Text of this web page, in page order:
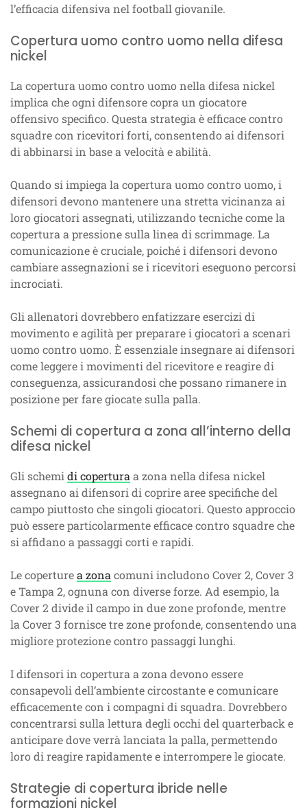
l’efficacia difensiva nel football giovanile.
Copertura uomo contro uomo nella difesa
nickel
La copertura uomo contro uomo nella difesa nickel
implica che ogni difensore copra un giocatore
offensivo specifico. Questa strategia è efficace contro
squadre con ricevitori forti, consentendo ai difensori
di abbinarsi in base a velocità e abilità.
Quando si impiega la copertura uomo contro uomo, i
difensori devono mantenere una stretta vicinanza ai
loro giocatori assegnati, utilizzando tecniche come la
copertura a pressione sulla linea di scrimmage. La
comunicazione è cruciale, poiché i difensori devono
cambiare assegnazioni se i ricevitori eseguono percorsi
incrociati.
Gli allenatori dovrebbero enfatizzare esercizi di
movimento e agilità per preparare i giocatori a scenari
uomo contro uomo. È essenziale insegnare ai difensori
come leggere i movimenti del ricevitore e reagire di
conseguenza, assicurandosi che possano rimanere in
posizione per fare giocate sulla palla.
Schemi di copertura a zona all’interno della
difesa nickel
Gli schemi di copertura a zona nella difesa nickel
assegnano ai difensori di coprire aree specifiche del
campo piuttosto che singoli giocatori. Questo approccio
può essere particolarmente efficace contro squadre che
si affidano a passaggi corti e rapidi.
Le coperturea zona comuni includono Cover 2, Cover 3
e Tampa 2, ognuna con diverse forze. Ad esempio, la
Cover 2 divide il campo in due zone profonde, mentre
la Cover 3 fornisce tre zone profonde, consentendo una
migliore protezione contro passaggi lunghi.
I difensori in copertura a zona devono essere
consapevoli dell’ambiente circostante e comunicare
efficacemente con i compagni di squadra. Dovrebbero
concentrarsi sulla lettura degli occhi del quarterback e
anticipare dove verrà lanciata la palla, permettendo
loro di reagire rapidamente e interrompere le giocate.
Strategie di copertura ibride nelle
formazioni nickel